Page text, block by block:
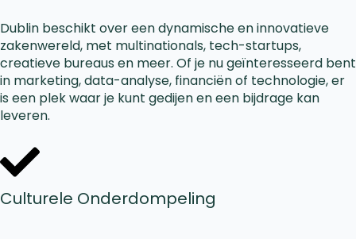
Dublin beschikt over een dynamische en innovatieve
zakenwereld, met multinationals, tech-startups,
creatieve bureaus en meer. Of je nu geïnteresseerd bent
in marketing, data-analyse, financiën of technologie, er
is een plek waar je kunt gedijen en een bijdrage kan
leveren.
Culturele Onderdompeling